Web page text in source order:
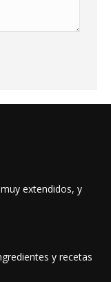
extendidos, y
y recetas